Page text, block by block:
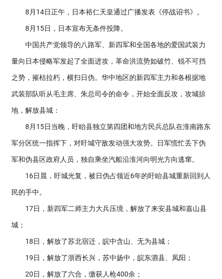
8月14日正午，日本裕仁天皇通过广播发表《停战诏书》。
8月15日，日本宣布无条件投降。
中国共产党领导的八路军、新四军和全国各地的爱国武装力
量向日本侵略军发起了全面进攻，革命洪流势如破竹、锐不可挡
之势，摧枯拉朽，横扫日伪。华中地区的新四军主力和各根据地
武装部队听从毛主席、朱总司令的命令，开始全面反攻，攻城掠
地，解放县城：
8月15日当晚，盱眙县独立第四团和地方民兵总队在淮南路东
军分区统一指挥下，对盱城守敌发动强大攻势。日军慌忙丢下伪
军和伪县区政府人员，独自乘坐汽船沿淮河向明光方向逃窜。
16日晨，盱城光复，被日伪占领近6年的盱眙县城重新回到人
民的手中。
17日，新四军二师主力大兵压境，解放了来安县城和嘉山县
城；
18日，解放了苏北宿迁，皖中含山、无为县城；
19日，解放了浙西长兴，苏中扬中，皖东泗县、凤阳；
20日，解放了六合，缴获人枪400余；